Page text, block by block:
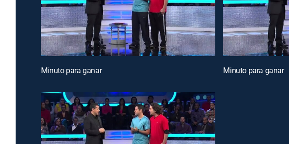
Minuto para ganar Minuto para ganar